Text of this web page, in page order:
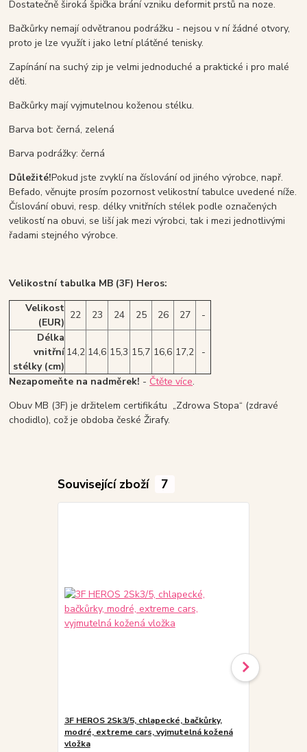
Dostatečně široká špička brání vzniku deformit prstů na noze.
Bačkůrky nemají odvětranou podrážku - nejsou v ní žádné otvory,
proto je lze využít i jako letní plátěné tenisky.
Zapínání na suchý zip je velmi jednoduché a praktické i pro malé
děti.
Bačkůrky mají vyjmutelnou koženou stélku.
Barva bot: černá, zelená
Barva podrážky: černá
Důležité!Pokud jste zvyklí na číslování od jiného výrobce, např.
Befado, věnujte prosím pozornost velikostní tabulce uvedené níže.
Číslování obuvi, resp. délky vnitřních stélek podle označených
velikostí na obuvi, se liší jak mezi výrobci, tak i mezi jednotlivými
řadami stejného výrobce.
Velikostní tabulka MB (3F) Heros:
Velikost
(EUR)
22 23 24 25 26 27
-
Délka
vnitřní
stélky (cm)
14,2 14,6 15,3 15,7 16,6 17,2 -
Nezapomeňte na nadměrek! - Čtěte více.
Obuv MB (3F) je držitelem certifikátu „Zdrowa Stopa“ (zdravé
chodidlo), což je obdoba české Žirafy.
Související zboží 7
3F HEROS 2Sk3/5, chlapecké, bačkůrky,
modré, extreme cars, vyjmutelná kožená
vložka